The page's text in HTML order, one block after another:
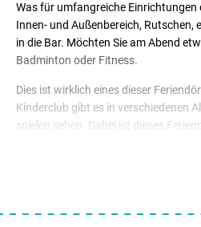
Was für umfangreiche
Innen- und Außenbereich, Rutschen,
in die Bar. Möchten Sie am Abend
Badminton oder Fitness.
Dies ist wirklich eines dieser
Kinderclub gibt es in verschiedenen
spielen sehen. Dabei ist dieses